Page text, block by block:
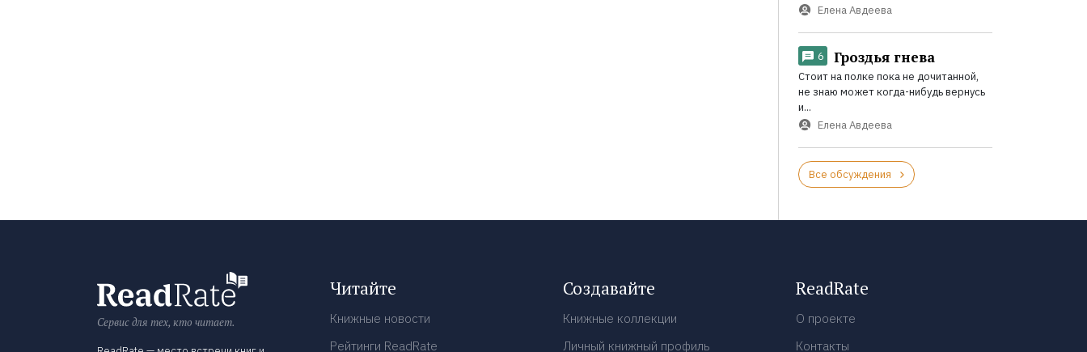
Елена Авдеева
6 Гроздья гнева
Стоит на полке пока не дочитанной,
не знаю может когда-нибудь вернусь
и...
Елена Авдеева
Все обсуждения
Сервис для тех, кто читает.
Читайте
Книжные новости
Рейтинги ReadRate
Создавайте
Книжные коллекции
Личный книжный профиль
ReadRate
О проекте
Контакты